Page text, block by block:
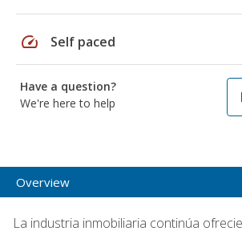
speed Self paced
Have a question?
We're here to help
Overview
La industria inmobiliaria continúa